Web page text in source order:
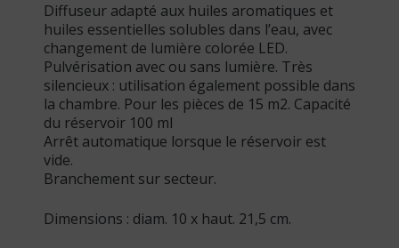
Diffuseur adapté aux huiles aromatiques et
huiles essentielles solubles dans l’eau, avec
changement de lumière colorée LED.
Pulvérisation avec ou sans lumière. Très
silencieux : utilisation également possible dans
la chambre. Pour les pièces de 15 m2. Capacité
du réservoir 100 ml
Arrêt automatique lorsque le réservoir est
vide.
Branchement sur secteur.
Dimensions : diam. 10 x haut. 21,5 cm.